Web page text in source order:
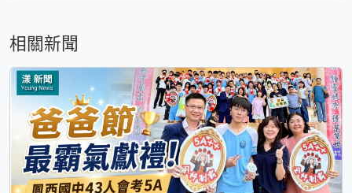
相關新聞